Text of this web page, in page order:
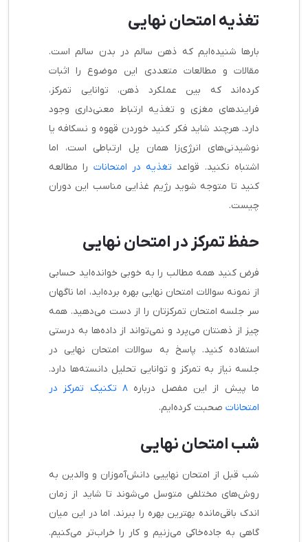
تغذیه امتحان نهایی
بارها شنیده‌ایم که ذهن سالم در بدن سالم است.
مقالات و مطالعات متعددی این موضوع را اثبات
کرده‌اند که بین عملکرد ذهن، توانایی تمرکز،
فرایندهای مغزی و تغذیه ارتباط معنی‌داری وجود
دارد. هرچند شاید فکر کنید خوردن قهوه و نسکافه یا
نوشیدنی‌های انرژی‌زا همان پل ارتباطی است، اما
اشتباه نکنید. قواعد تغذیه در امتحانات را مطالعه
کنید تا متوجه شوید رژیم غذایی مناسب این دوران
چیست.
حفظ تمرکز در امتحان نهایی
فرض کنید همه مطالب را به خوبی خوانده‌اید حسابی
از نمونه سوالات امتحان نهایی بهره برده‌اید، اما ناگهان
سر جلسه امتحان تمرکزتان را از دست می‌دهید. همه
چیز از ذهنتان می‌پرد و نمی‌تواند از داده‌ها به درستی
استفاده کنید. پاسخ به سوالات امتحان نهایی در
جلسه نیاز به تمرکز و توانایی تحلیل دانسته‌ها دارد.
ما پیش از این مفصل درباره
۸ تکنیک تمرکز در
امتحانات صحبت کرده‌ایم.
شب امتحان نهایی
شب قبل از امتحان نهاییی دانش‌آموزان و والدین به
روش‌های مختلفی متوسل می‌شوند تا شاید از زمان
اندک باقی‌مانده بهترین بهره را ببرند. اما در این میان
گاهی به جاده‌خاکی می‌زنیم و کار را خراب‌تر می‌کنیم.